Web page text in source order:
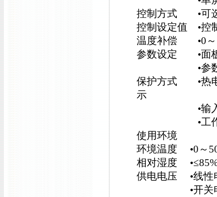
控制方式 •可选
控制设定值 •控
温度补偿 •0～
参数设定 •面板
•参数设
保护方式 •热电
示
•输入超／
•工作异
使用环境
环境温度 •0～
相对湿度 •≤85%
供电电压 •线性
•开关电源